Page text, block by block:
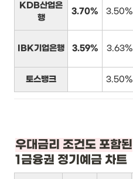
KDB산업은
행
3.70% 3.50%
IBK기업은행 3.59% 3.63%
토스뱅크 3.50%
1금융권 정기예금 차트